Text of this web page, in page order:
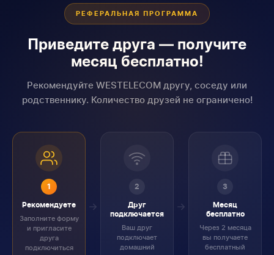
РЕФЕРАЛЬНАЯ ПРОГРАММА
Приведите друга — получите
месяц бесплатно!
Рекомендуйте WESTELECOM другу, соседу или
родственнику. Количество друзей не ограничено!
1
Рекомендуете
Заполните форму
и пригласите
друга
подключиться
2
Друг
подключается
Ваш друг
подключает
домашний
3
Месяц
бесплатно
Через 2 месяца
вы получаете
бесплатный